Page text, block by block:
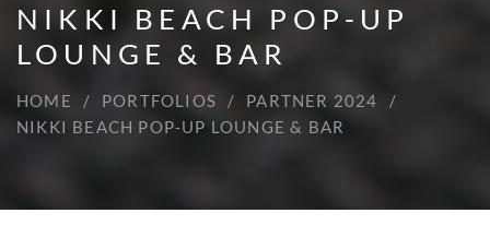
NIKKI BEACH POP-UP
LOUNGE & BAR
HOME PORTFOLIOS
PARTNER 2024
NIKKI BEACH POP-UP LOUNGE & BAR